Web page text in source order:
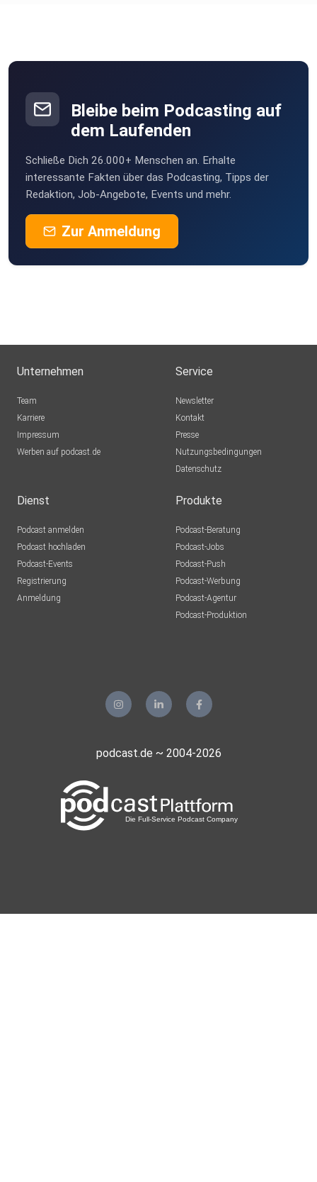
Bleibe beim Podcasting auf
dem Laufenden
Schließe Dich 26.000+ Menschen an. Erhalte
interessante Fakten über das Podcasting, Tipps der
Redaktion, Job-Angebote, Events und mehr.
Zur Anmeldung
Unternehmen
Team
Karriere
Impressum
Werben auf podcast.de
Service
Newsletter
Kontakt
Presse
Nutzungsbedingungen
Datenschutz
Dienst
Podcast anmelden
Podcast hochladen
Podcast-Events
Registrierung
Anmeldung
Produkte
Podcast-Beratung
Podcast-Jobs
Podcast-Push
Podcast-Werbung
Podcast-Agentur
Podcast-Produktion
podcast.de ~ 2004-2026